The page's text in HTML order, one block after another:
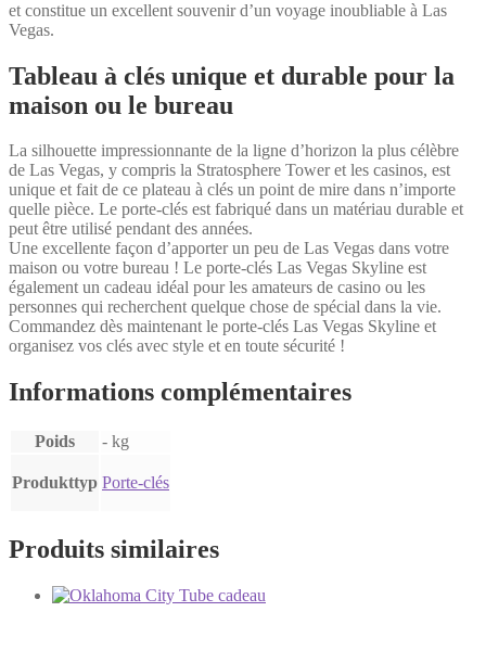
et constitue un excellent souvenir d’un voyage inoubliable à Las
Vegas.
Tableau à clés unique et durable pour la
maison ou le bureau
La silhouette impressionnante de la ligne d’horizon la plus célèbre
de Las Vegas, y compris la Stratosphere Tower et les casinos, est
unique et fait de ce plateau à clés un point de mire dans n’importe
quelle pièce. Le porte-clés est fabriqué dans un matériau durable et
peut être utilisé pendant des années.
Une excellente façon d’apporter un peu de Las Vegas dans votre
maison ou votre bureau ! Le porte-clés Las Vegas Skyline est
également un cadeau idéal pour les amateurs de casino ou les
personnes qui recherchent quelque chose de spécial dans la vie.
Commandez dès maintenant le porte-clés Las Vegas Skyline et
organisez vos clés avec style et en toute sécurité !
Informations complémentaires
Poids - kg
Produkttyp Porte-clés
Produits similaires